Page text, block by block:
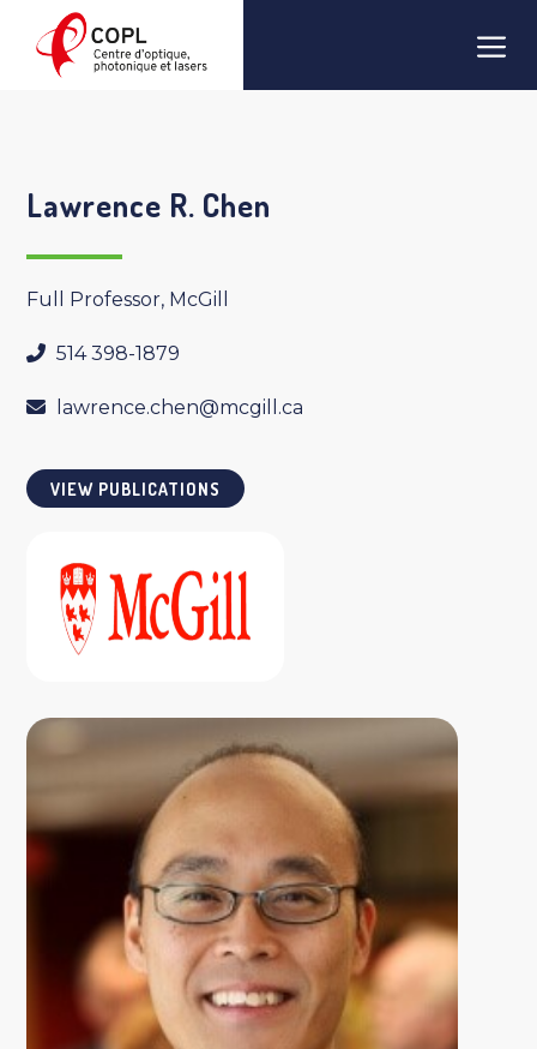
content
Lawrence R. Chen
Full Professor, McGill
514 398-1879
lawrence.chen@mcgill.ca
VIEW PUBLICATIONS